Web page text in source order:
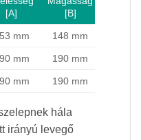
mm 148 mm
mm 190 mm
mm 190 mm
[A]
[B]
hála
irányú levegő